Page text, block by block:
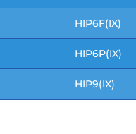
HIP6F(IX)
HIP6P(IX)
HIP9(IX)